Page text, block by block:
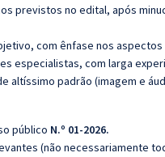
previstos no edital, após
com ênfase nos
especialistas, com larga
altíssimo padrão (imagem e
público N.º 01-2026.
(não necessariamente